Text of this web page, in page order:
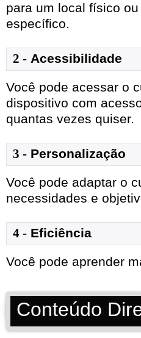
para um local físico
específico.
2 - Acessibilidade
Você pode acessar o
dispositivo com
quantas vezes quiser.
3 - Personalização
Você pode adaptar o
necessidades e
4 - Eficiência
Você pode aprender
Conteúdo